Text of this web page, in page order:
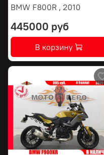
BMW F800R , 2010
445000 руб
В корзину